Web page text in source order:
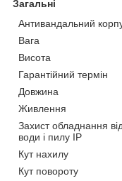
Загальні
Антивандальний
Вага
Висота
Гарантійний термін
Довжина
Живлення
Захист обладнання від
води і пилу IP
Кут нахилу
Кут повороту